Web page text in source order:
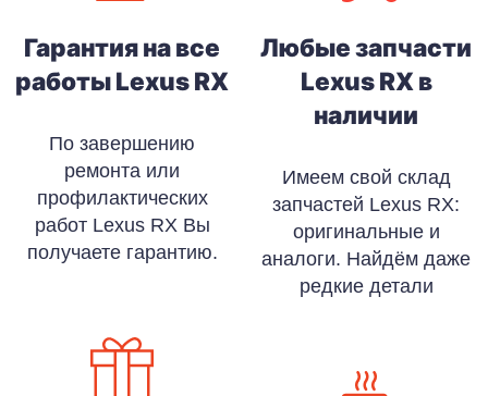
Гарантия на все
работы Lexus RX
По завершению
ремонта или
профилактических
работ Lexus RX Вы
получаете гарантию.
Любые запчасти
Lexus RX в
наличии
Имеем свой склад
запчастей Lexus RX:
оригинальные и
аналоги. Найдём даже
редкие детали